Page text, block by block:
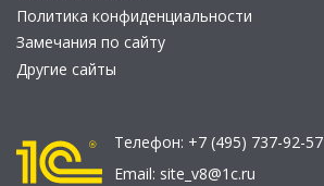
Политика конфиденциальности
Замечания по сайту
Другие сайты
Телефон: +7 (495) 737-92-57
Email: site_v8@1c.ru